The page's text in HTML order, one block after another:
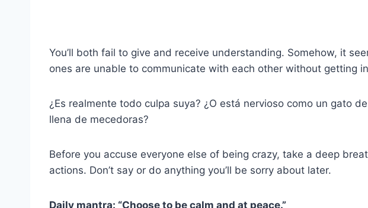
You’ll both fail to give and receive understanding. Somehow, it
ones are unable to communicate with each other without getting
¿Es realmente todo culpa suya? ¿O está nervioso como un gato
llena de mecedoras?
Before you accuse everyone else of being crazy, take a deep
actions. Don’t say or do anything you’ll be sorry about later.
Daily mantra: “Choose to be calm and at peace.”